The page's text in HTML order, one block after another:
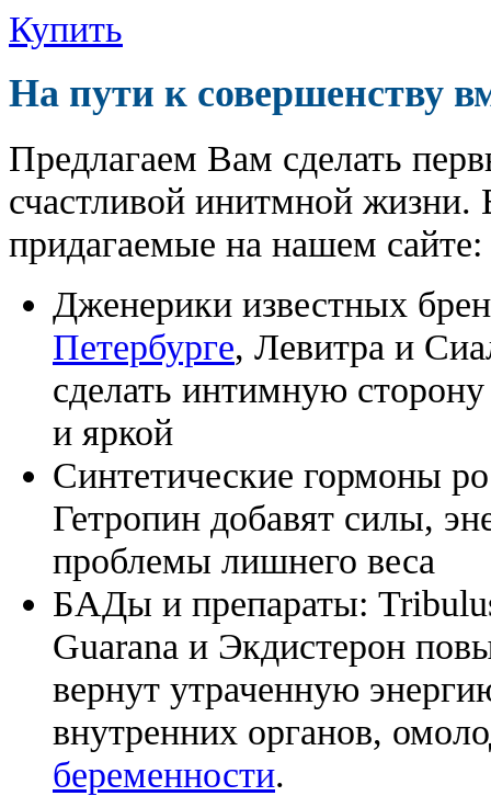
Купить
На пути к совершенству
Предлагаем Вам сделать
счастливой инитмной жизни.
придагаемые на нашем сайте:
Дженерики известных
Петербурге, Левитра и
сделать интимную
и яркой
Синтетические гормоны
Гетропин добавят силы,
проблемы лишнего веса
БАДы и препараты:
Guarana и Экдистерон
вернут утраченную
внутренних органов,
беременности.